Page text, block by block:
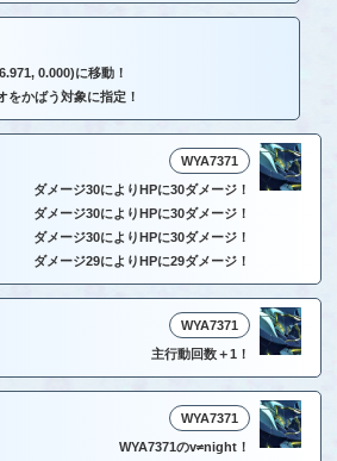
0.000)に移動！
をかばう対象に指定！
WYA7371
ダメージ30によりHPに30ダメージ！
ダメージ30によりHPに30ダメージ！
ダメージ30によりHPに30ダメージ！
ダメージ29によりHPに29ダメージ！
WYA7371
主行動回数＋1！
WYA7371
WYA7371のv≠night！